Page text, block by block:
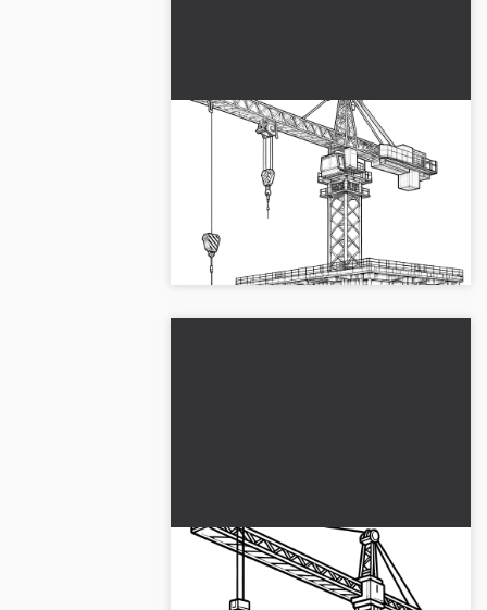
Stor kran: Komplex målarbild
gratis att ladda ner
Måla din egen stora kran. Ladda ner
den kostnadsfria målarbilden och börja
skapa direkt....
Stor kranbil: Gratis målarbild